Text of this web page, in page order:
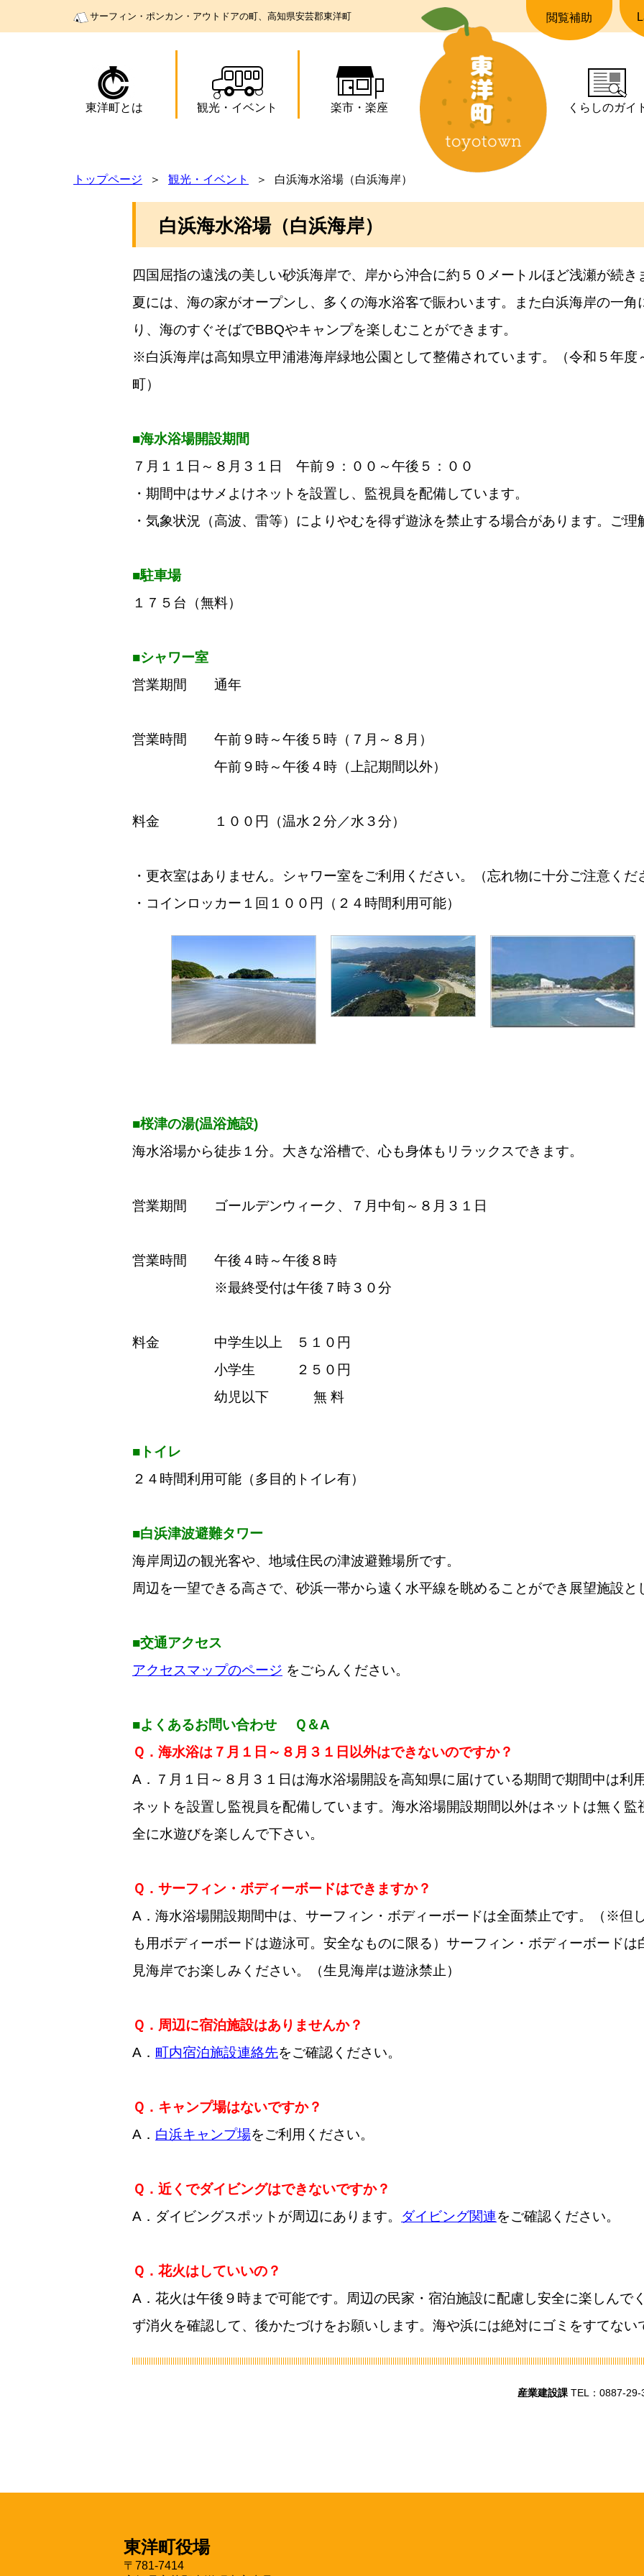
閲覧補助
サーフィン・ポンカン・アウトドアの町、高知県安芸郡東洋町
東洋町とは 観光 ・ イベント 楽市・楽座 くらしのガイ
トップページ 観光・イベント 白浜海水浴場（白浜海岸）
白浜海水浴場（白浜海岸）
四国屈指の遠浅の美しい砂浜海岸で、岸から沖合に約５０メートルほど浅瀬が続き
夏には、海の家がオープンし、多くの海水浴客で賑わいます。また白浜海岸の一
り、海のすぐそばでBBQやキャンプを楽しむことができます。
※白浜海岸は高知県立甲浦港海岸緑地公園として整備されています。（令和５年
町）
■海水浴場開設期間
７月１１日～８月３１日 午前９：００～午後５：００
・期間中はサメよけネットを設置し、監視員を配備しています。
・気象状況（高波、雷等）によりやむを得ず遊泳を禁止する場合があります。ご
■駐車場
１７５台（無料）
■シャワー室
営業期間 通年
営業時間 午前９時～午後５時（７月～８月）
午前９時～午後４時（上記期間以外）
料金 １００円（温水２分／水３分）
・更衣室はありません。シャワー室をご利用ください。（忘れ物に十分ご注意くだ
・コインロッカー１回１００円（２４時間利用可能）
■桜津の湯(温浴施設)
海水浴場から徒歩１分。大きな浴槽で、心も身体もリラックスできます。
営業期間 ゴールデンウィーク、７月中旬～８月３１日
営業時間 午後４時～午後８時
※最終受付は午後７時３０分
料金 中学生以上 ５１０円
小学生 ２５０円
幼児以下 無 料
■トイレ
２４時間利用可能（多目的トイレ有）
■白浜津波避難タワー
海岸周辺の観光客や、地域住民の津波避難場所です。
周辺を一望できる高さで、砂浜一帯から遠く水平線を眺めることができ展望施設と
■交通アクセス
アクセスマップのページ をごらんください。
■よくあるお問い合わせ Ｑ＆A
Ｑ．海水浴は７月１日～８月３１日以外はできないのですか？
A．７月１日～８月３１日は海水浴場開設を高知県に届けている期間で期間中は利
ネットを設置し監視員を配備しています。海水浴場開設期間以外はネットは無く
全に水遊びを楽しんで下さい。
Ｑ．サーフィン・ボディーボードはできますか？
A．海水浴場開設期間中は、サーフィン・ボディーボードは全面禁止です。（※但
も用ボディーボードは遊泳可。安全なものに限る）サーフィン・ボディーボード
見海岸でお楽しみください。（生見海岸は遊泳禁止）
Ｑ．周辺に宿泊施設はありませんか？
A． 町内宿泊施設連絡先をご確認ください。
Ｑ．キャンプ場はないですか？
A． 白浜キャンプ場をご利用ください。
Ｑ．近くでダイビングはできないですか？
A．ダイビングスポットが周辺にあります。 ダイビング関連をご確認ください。
Ｑ．花火はしていいの？
A．花火は午後９時まで可能です。周辺の民家・宿泊施設に配慮し安全に楽しんで
ず消火を確認して、後かたづけをお願いします。海や浜には絶対にゴミをすてない
産業建設課 TEL：0887-29-
東洋町役場
〒781-7414